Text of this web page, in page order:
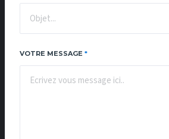
VOTRE MESSAGE *